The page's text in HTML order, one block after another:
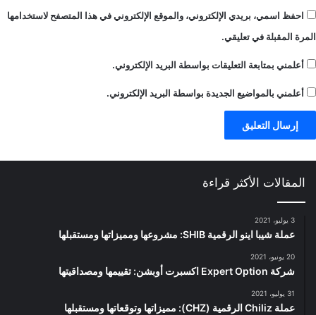
احفظ اسمي، بريدي الإلكتروني، والموقع الإلكتروني في هذا المتصفح لاستخدامها
المرة المقبلة في تعليقي.
أعلمني بمتابعة التعليقات بواسطة البريد الإلكتروني.
أعلمني بالمواضيع الجديدة بواسطة البريد الإلكتروني.
المقالات الأكثر قراءة
3 يوليو، 2021
عملة شيبا اينو الرقمية SHIB: مشروعها ومميزاتها ومستقبلها
20 يونيو، 2021
شركة Expert Option اكسبرت أوبشن: تقييمها ومصداقيتها
31 يوليو، 2021
عملة Chiliz الرقمية (CHZ): مميزاتها وتوقعاتها ومستقبلها